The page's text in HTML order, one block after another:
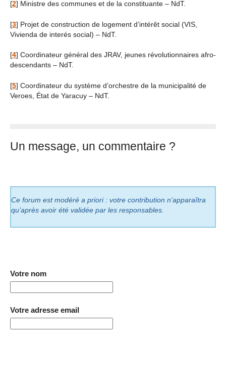
[2] Ministre des communes et de la constituante – NdT.
[3] Projet de construction de logement d’intérêt social (VIS,
Vivienda de interés social) – NdT.
[4] Coordinateur général des JRAV, jeunes révolutionnaires afro-
descendants – NdT.
[5] Coordinateur du système d’orchestre de la municipalité de
Veroes, État de Yaracuy – NdT.
Un message, un commentaire ?
Ce forum est modéré a priori : votre contribution n’apparaîtra
qu’après avoir été validée par les responsables.
Votre nom
Votre adresse email